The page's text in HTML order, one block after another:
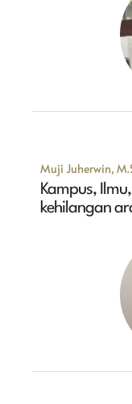
Muji Juherwin,
Kampus,
kehilangan